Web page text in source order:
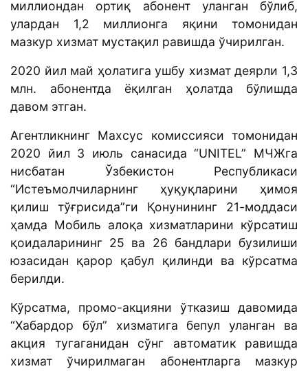
миллиондан ортиқ абонент уланган бўлиб,
улардан 1,2 миллионга яқини томонидан
мазкур хизмат мустақил равишда ўчирилган.
2020 йил май ҳолатига ушбу хизмат деярли 1,3
млн. абонентда ёқилган ҳолатда бўлишда
давом этган.
Агентликнинг Махсус комиссияси томонидан
2020 йил 3 июль санасида “UNITEL” МЧЖга
нисбатан Ўзбекистон Республикаси
“Истеъмолчиларнинг ҳуқуқларини ҳимоя
қилиш тўғрисида”ги Қонунининг 21-моддаси
ҳамда Мобиль алоқа хизматларини кўрсатиш
қоидаларининг 25 ва 26 бандлари бузилиши
юзасидан қарор қабул қилинди ва кўрсатма
берилди.
Кўрсатма, промо-акцияни ўтказиш давомида
“Хабардор бўл” хизматига бепул уланган ва
акция тугаганидан сўнг автоматик равишда
хизмат ўчирилмаган абонентларга мазкур